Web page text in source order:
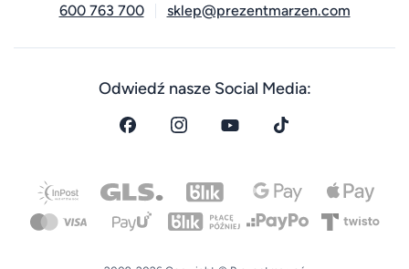
600 763 700 sklep@prezentmarzen.com
Odwiedź nasze Social Media: